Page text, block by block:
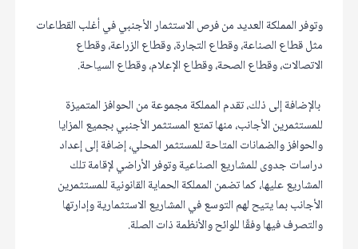
وتوفر المملكة العديد من فرص الاستثمار الأجنبي في أغلب القطاعات
مثل قطاع الصناعة، وقطاع التجارة، وقطاع الزراعة، وقطاع
الاتصالات، وقطاع الصحة، وقطاع الإعلام، وقطاع السياحة.
بالإضافة إلى ذلك، تقدم المملكة مجموعة من الحوافز المتميزة
للمستثمرين الأجانب، منها تمتع المستثمر الأجنبي بجميع المزايا
والحوافز والضمانات المتاحة للمستثمر المحلي، إضافة إلى إعداد
دراسات جدوى للمشاريع الصناعية وتوفر الأراضي لإقامة تلك
المشاريع عليها، كما تضمن المملكة الحماية القانونية للمستثمرين
الأجانب بما يتيح لهم التوسع في المشاريع الاستثمارية وإدارتها
والتصرف فيها وفقًا للوائح والأنظمة ذات الصلة.